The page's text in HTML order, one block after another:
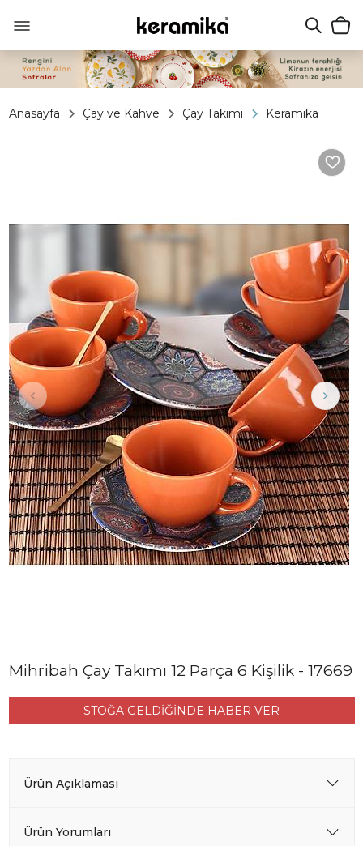
Anasayfa Çay ve Kahve Çay Takımı Keramika
Mihribah Çay Takımı 12 Parça 6 Kişilik - 17669
STOĞA GELDİĞİNDE HABER VER
Ürün Açıklaması
Ürün Yorumları